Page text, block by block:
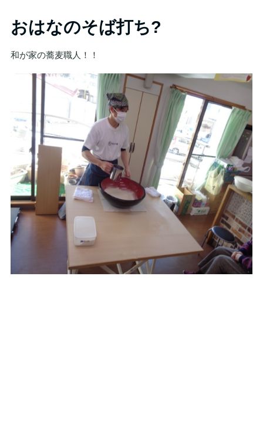
おはなのそば打ち?
和が家の蕎麦職人！！